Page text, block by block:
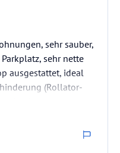
sehr sauber,
sehr nette
ausgestattet, ideal
(Rollator-